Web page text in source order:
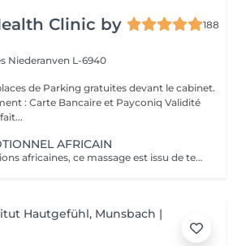
Clinic by
188
Niederanven L-6940
de Parking gratuites devant le cabinet.
: Carte Bancaire et Payconiq Validité
AFRICAIN
Héritage des traditions africaines, ce massage est issu de techniques ancestrales transmises de mère en fille au fil des générations. Pratiqué comme un rituel de bien-être, il associe gestes profonds et rythmiques pour libérer les tensions, stimuler la circulation et rétablir l'harmonie entre le corps et l'esprit. Il procure une relaxation intense et une sensation de vitalité durable.